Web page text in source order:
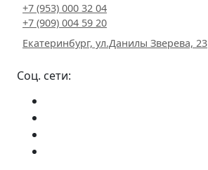
+7 (953) 000 32 04
+7 (909) 004 59 20
Екатеринбург, ул.Данилы Зверева, 23
Соц. сети: